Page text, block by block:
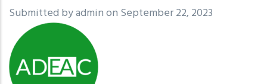
Submitted byadminon September 22, 2023